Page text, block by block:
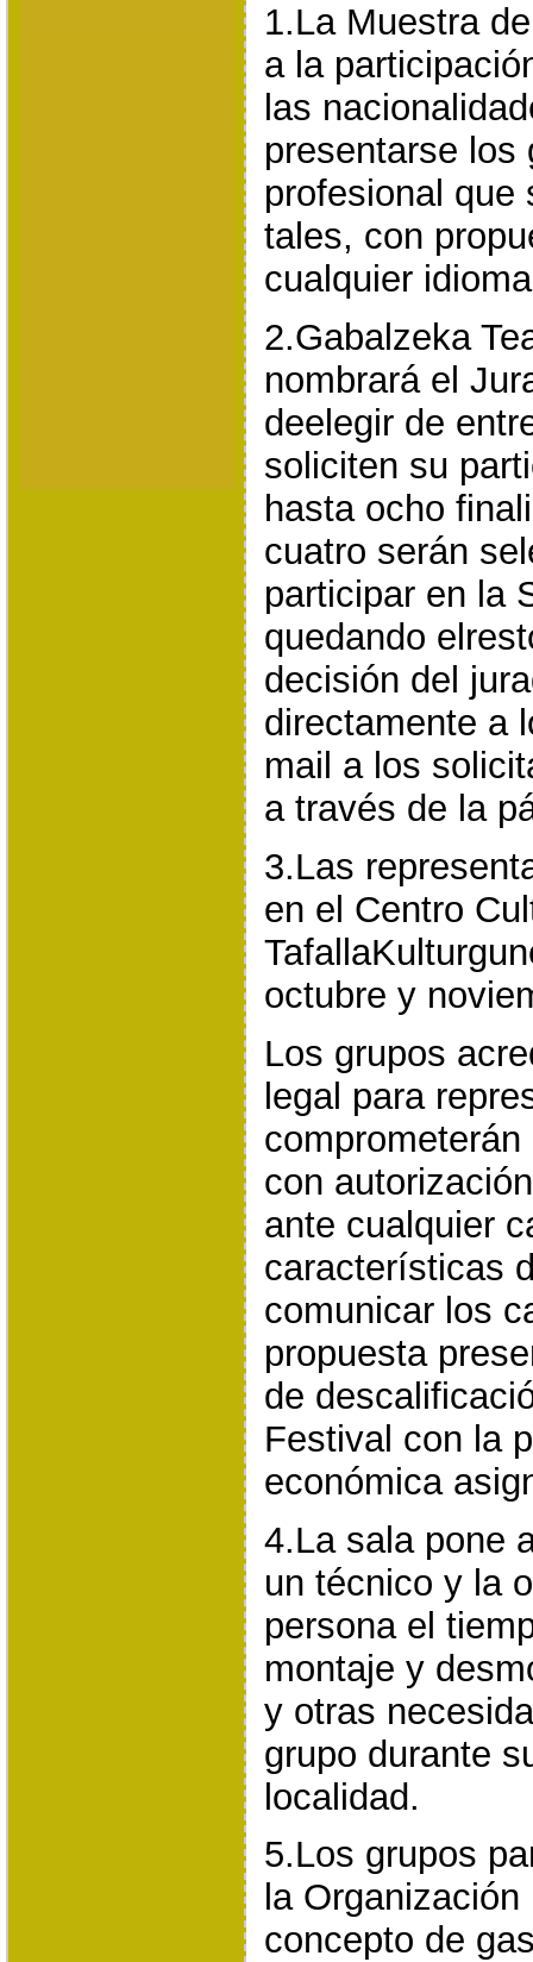
1.La Muestra
a la
las
presentarse los
profesional que
tales, con
cualquier
2.Gabalzeka
nombrará el
deelegir de
soliciten su
hasta ocho
cuatro serán
participar en la
quedando
decisión del
directamente a
mail a los
a través de la
3.Las
en el Centro
octubre y
Los grupos
legal para
con
ante cualquier
características
comunicar los
propuesta
de
Festival con la
económica
4.La sala pone
un técnico y la
persona el
montaje y
y otras
grupo durante
localidad.
5.Los grupos
la
concepto de